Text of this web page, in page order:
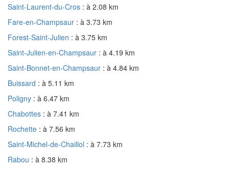
Saint-Laurent-du-Cros : à 2.08 km
Fare-en-Champsaur : à 3.73 km
Forest-Saint-Julien : à 3.75 km
Saint-Julien-en-Champsaur : à 4.19 km
Saint-Bonnet-en-Champsaur : à 4.84 km
Buissard : à 5.11 km
Poligny : à 6.47 km
Chabottes : à 7.41 km
Rochette : à 7.56 km
Saint-Michel-de-Chaillol : à 7.73 km
Rabou : à 8.38 km